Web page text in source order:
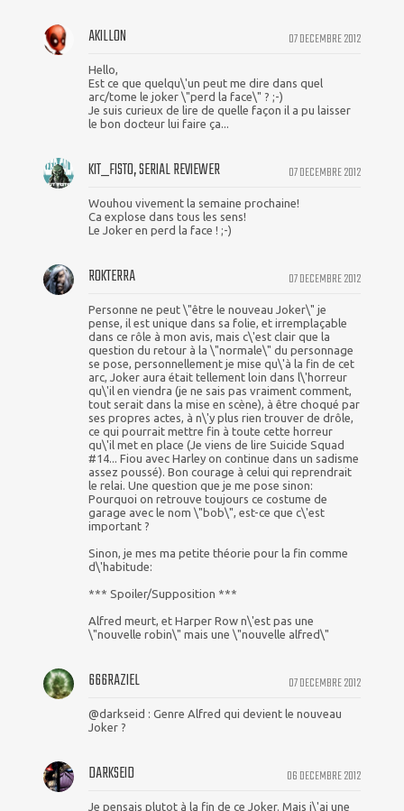
07 DECEMBRE 2012
AKILLON
Hello,
Est ce que quelqu\'un peut me dire dans quel
arc/tome le joker \"perd la face\" ? ;-)
Je suis curieux de lire de quelle façon il a pu laisser
le bon docteur lui faire ça...
07 DECEMBRE 2012
KIT_FISTO, SERIAL REVIEWER
Wouhou vivement la semaine prochaine!
Ca explose dans tous les sens!
Le Joker en perd la face ! ;-)
07 DECEMBRE 2012
ROKTERRA
Personne ne peut \"être le nouveau Joker\" je
pense, il est unique dans sa folie, et irremplaçable
dans ce rôle à mon avis, mais c\'est clair que la
question du retour à la \"normale\" du personnage
se pose, personnellement je mise qu\'à la fin de cet
arc, Joker aura était tellement loin dans l\'horreur
qu\'il en viendra (je ne sais pas vraiment comment,
tout serait dans la mise en scène), à être choqué par
ses propres actes, à n\'y plus rien trouver de drôle,
ce qui pourrait mettre fin à toute cette horreur
qu\'il met en place (Je viens de lire Suicide Squad
#14... Fiou avec Harley on continue dans un sadisme
assez poussé). Bon courage à celui qui reprendrait
le relai. Une question que je me pose sinon:
Pourquoi on retrouve toujours ce costume de
garage avec le nom \"bob\", est-ce que c\'est
important ?
Sinon, je mes ma petite théorie pour la fin comme
d\'habitude:
*** Spoiler/Supposition ***
Alfred meurt, et Harper Row n\'est pas une
\"nouvelle robin\" mais une \"nouvelle alfred\"
07 DECEMBRE 2012
666RAZIEL
@darkseid : Genre Alfred qui devient le nouveau
Joker ?
06 DECEMBRE 2012
DARKSEID
Je pensais plutot à la fin de ce Joker. Mais j\'ai une